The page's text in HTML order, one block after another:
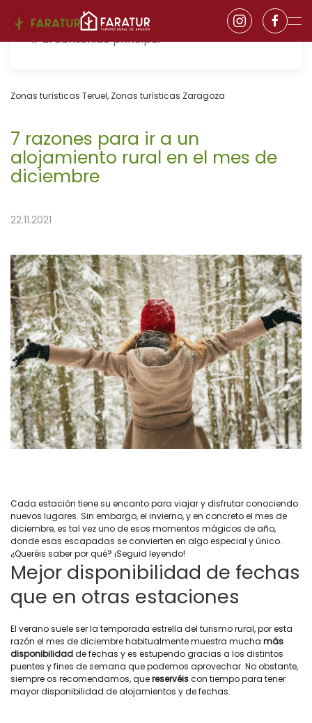
Ir al contenido principal
Zonas turísticas Teruel, Zonas turísticas Zaragoza
7 razones para ir a un
alojamiento rural en el mes de
diciembre
22.11.2021
Cada estación tiene su encanto para viajar y disfrutar conociendo
nuevos lugares. Sin embargo, el invierno, y en concreto el mes de
diciembre, es tal vez uno de esos momentos mágicos de año,
donde esas escapadas se convierten en algo especial y único.
¿Queréis saber por qué? ¡Seguid leyendo!
Mejor disponibilidad de fechas
que en otras estaciones
El verano suele ser la temporada estrella del turismo rural, por esta
razón el mes de diciembre habitualmente muestra mucha más
disponibilidadde fechas y es estupendo gracias a los distintos
puentes y fines de semana que podemos aprovechar. No obstante,
siempre os recomendamos, quereservéiscon tiempo para tener
mayor disponibilidad de alojamientos y de fechas.